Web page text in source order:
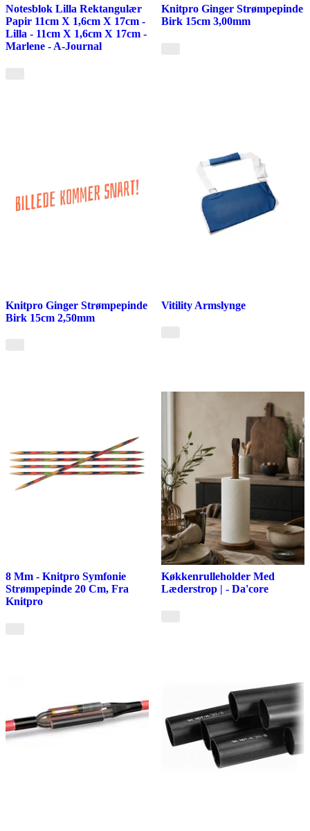
Notesblok Lilla Rektangulær
Papir 11cm X 1,6cm X 17cm -
Lilla - 11cm X 1,6cm X 17cm -
Marlene - A-Journal
Knitpro Ginger Strømpepinde
Birk 15cm 3,00mm
Knitpro Ginger Strømpepinde
Birk 15cm 2,50mm
Vitility Armslynge
8 Mm - Knitpro Symfonie
Strømpepinde 20 Cm, Fra
Knitpro
Køkkenrulleholder Med
Læderstrop | - Da'core